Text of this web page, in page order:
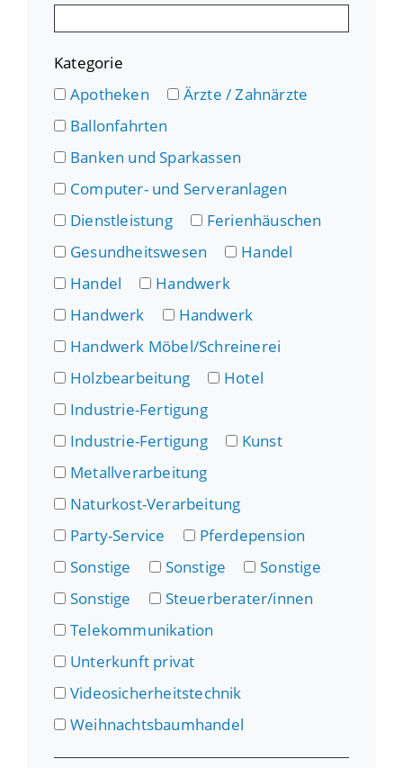
Kategorie
Apotheken
Ärzte / Zahnärzte
Ballonfahrten
Banken und Sparkassen
Computer- und Serveranlagen
Dienstleistung
Ferienhäuschen
Gesundheitswesen
Handel
Handel
Handwerk
Handwerk
Handwerk
Handwerk Möbel/Schreinerei
Holzbearbeitung
Hotel
Industrie-Fertigung
Industrie-Fertigung
Kunst
Metallverarbeitung
Naturkost-Verarbeitung
Party-Service
Pferdepension
Sonstige
Sonstige
Sonstige
Sonstige
Steuerberater/innen
Telekommunikation
Unterkunft privat
Videosicherheitstechnik
Weihnachtsbaumhandel